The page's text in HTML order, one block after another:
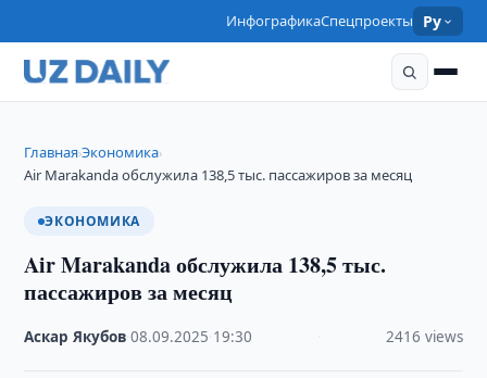
ИнфографикаСпецпроекты Ру
Главная›Экономика›
Air Marakanda обслужила 138,5 тыс. пассажиров за месяц
ЭКОНОМИКА
Air Marakanda обслужила 138,5 тыс.
пассажиров за месяц
Аскар Якубов ·08.09.2025 19:30 2416 views